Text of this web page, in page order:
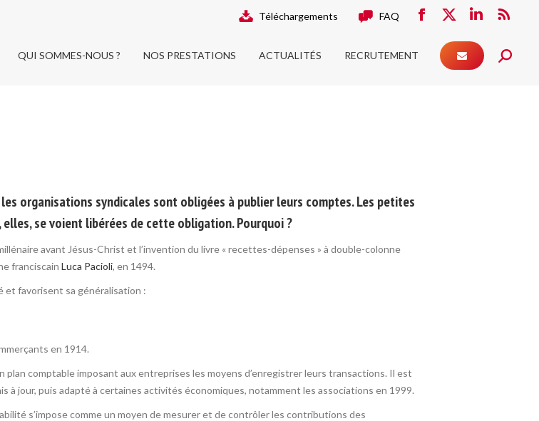
Téléchargements FAQ
Facebook
opens
X
page
opens
LinkedIn
page
opens
RSS
opens
QUI SOMMES-NOUS ? NOS PRESTATIONS ACTUALITÉS RECRUTEMENT Search:
les organisations syndicales sont obligées à publier leurs comptes. Les petites
elles, se voient libérées de cette obligation. Pourquoi ?
avant Jésus-Christ et l’invention du livre « recettes-dépenses » à double-colonne
franciscain Luca Pacioli, en 1494.
et favorisent sa généralisation :
en 1914.
plan comptable imposant aux entreprises les moyens d’enregistrer leurs transactions. Il est
à jour, puis adapté à certaines activités économiques, notamment les associations en 1999.
s’impose comme un moyen de mesurer et de contrôler les contributions des
ACTUALITÉS RECRUTEMENT Search: